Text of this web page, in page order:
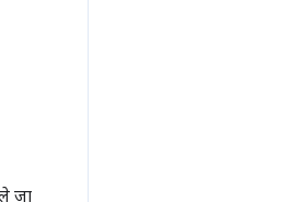
जा